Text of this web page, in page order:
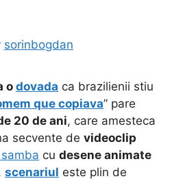
sorinbogdan
o dovada ca brazilienii stiu
que copiava” pare
20 de ani, care amesteca
secvente de videoclip
cu desene animate
scenariul este plin de